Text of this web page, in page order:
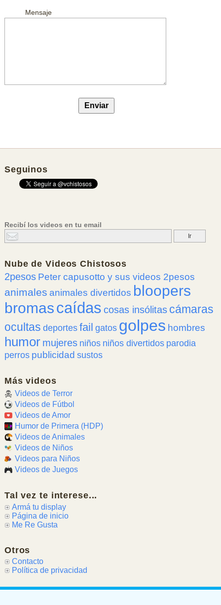
Mensaje
Seguinos
Recibí los videos en tu email
Nube deVideos Chistosos
2pesos Peter capusotto y sus videos 2pesos
animales animales divertidos bloopers
bromascaídas cosas insólitas cámaras
ocultas deportes fail gatos golpes hombres
humor mujeres niños niños divertidos parodia
perros publicidad sustos
Más videos
Videos de Terror
Videos de Fútbol
Videos de Amor
Humor de Primera (HDP)
Videos de Animales
Videos de Niños
Videos para Niños
Videos de Juegos
Tal vez te interese...
Armá tu display
Página de inicio
Me Re Gusta
Otros
Contacto
Política de privacidad